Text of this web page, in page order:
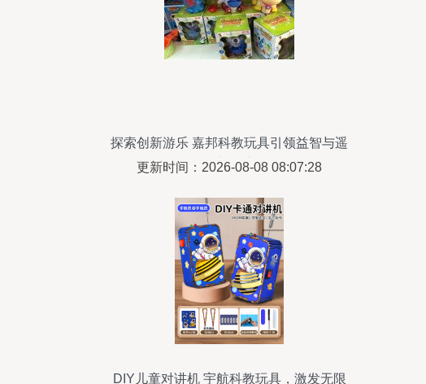
探索创新游乐 嘉邦科教玩具引领益智与遥
控新潮流
更新时间：2026-08-08 08:07:28
DIY儿童对讲机 宇航科教玩具，激发无限